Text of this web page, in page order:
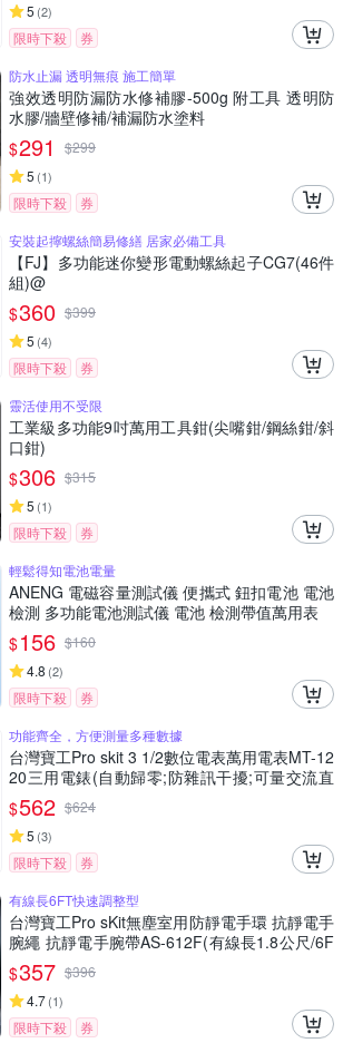
5 (2)
限時下殺
券
防水止漏 透明無痕 施工簡單
強效透明防漏防水修補膠-500g 附工具 透明防
水膠/牆壁修補/補漏防水塗料
$291 $299
5 (1)
限時下殺
券
安裝起擰螺絲簡易修繕 居家必備工具
【FJ】多功能迷你變形電動螺絲起子CG7(46件
組)@
$360 $399
5 (4)
限時下殺
券
靈活使用不受限
工業級多功能9吋萬用工具鉗(尖嘴鉗/鋼絲鉗/斜
口鉗)
$306 $315
5 (1)
限時下殺
券
輕鬆得知電池電量
ANENG 電磁容量測試儀 便攜式 鈕扣電池 電池
檢測 多功能電池測試儀 電池 檢測帶值萬用表
$156 $160
4.8 (2)
限時下殺
券
功能齊全，方便測量多種數據
台灣寶工Pro skit 3 1/2數位電表萬用電表MT-12
20三用電錶(自動歸零;防雜訊干擾;可量交流直
流電壓2mA電流電阻電晶體二極體NCV;雙保險
絲;全檔位保護)
$562 $624
5 (3)
限時下殺
券
有線長6FT快速調整型
台灣寶工Pro sKit無塵室用防靜電手環 抗靜電手
腕繩 抗靜電手腕帶AS-612F(有線長1.8公尺/6F
T;快速調整型)
$357 $396
4.7(1)
限時下殺
券